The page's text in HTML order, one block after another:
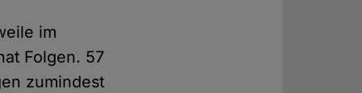
im
Folgen. 57
zumindest